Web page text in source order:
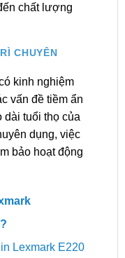
chất lượng
CHUYÊN
kinh nghiệm
vấn đề tiềm ẩn
dài tuổi thọ của
dụng, việc
bảo hoạt động
Lexmark E220